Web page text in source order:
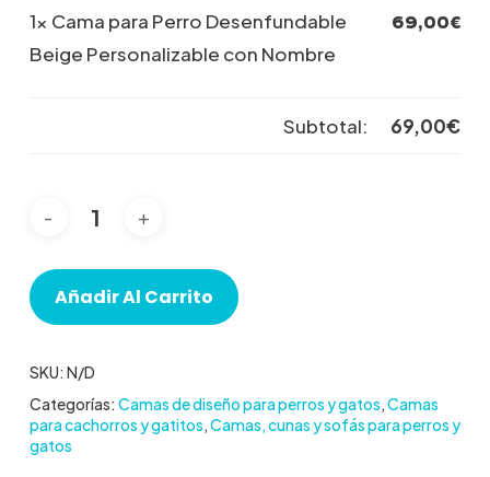
1× Cama para Perro Desenfundable
Beige Personalizable con Nombre
69,00€
Subtotal: 69,00€
Añadir Al Carrito
SKU: N/D
Categorías: Camas de diseño para perros y gatos,Camas
para cachorros y gatitos,Camas, cunas y sofás para perros y
gatos